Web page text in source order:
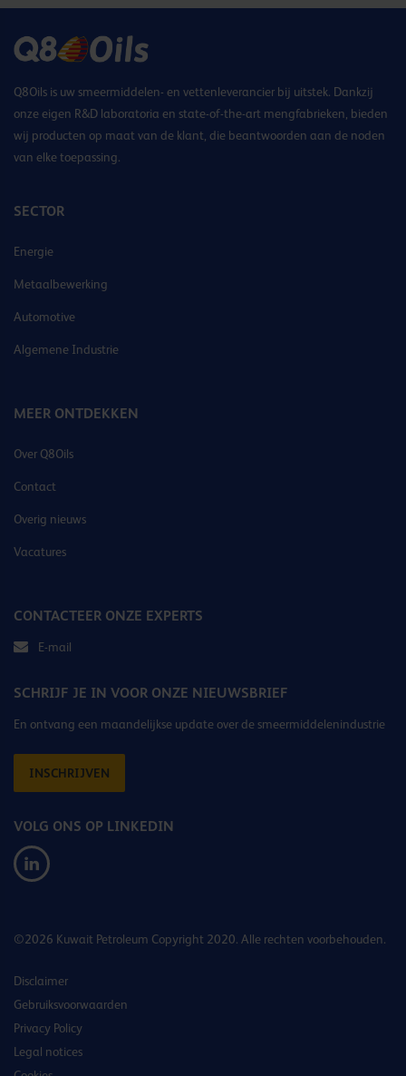
Q8Oils is uw smeermiddelen- en vettenleverancier bij uitstek. Dankzij
onze eigen R&D laboratoria en state-of-the-art mengfabrieken, bieden
wij producten op maat van de klant, die beantwoorden aan de noden
van elke toepassing.
SECTOR
Energie
Metaalbewerking
Automotive
Algemene Industrie
MEER ONTDEKKEN
Over Q8Oils
Contact
Overig nieuws
Vacatures
CONTACTEER ONZE EXPERTS
E-mail
SCHRIJF JE IN VOOR ONZE NIEUWSBRIEF
En ontvang een maandelijkse update over de smeermiddelenindustrie
INSCHRIJVEN
VOLG ONS OP LINKEDIN
©2026 Kuwait Petroleum Copyright 2020. Alle rechten voorbehouden.
Disclaimer
Gebruiksvoorwaarden
Privacy Policy
Legal notices